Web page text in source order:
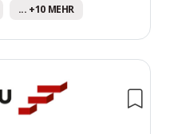
... +10 MEHR